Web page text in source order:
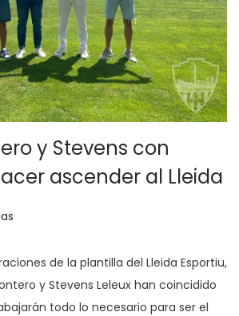
y Stevens con
ascender al Lleida
de la plantilla del Lleida Esportiu,
y Stevens Leleux han coincidido
todo lo necesario para ser el